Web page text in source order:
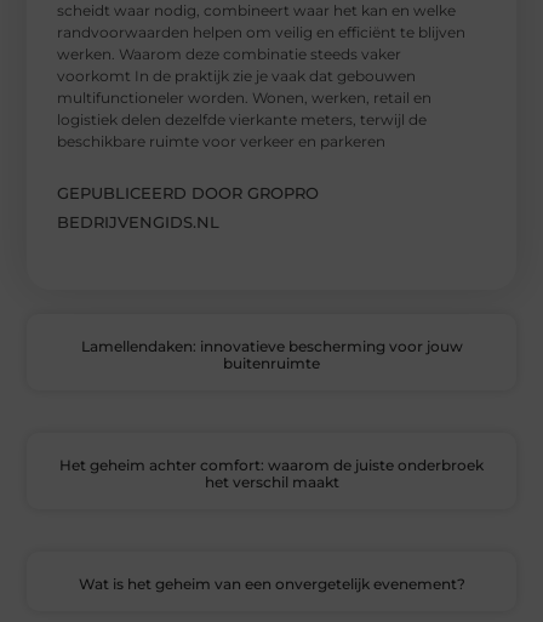
scheidt waar nodig, combineert waar het kan en welke
randvoorwaarden helpen om veilig en efficiënt te blijven
werken. Waarom deze combinatie steeds vaker
voorkomt In de praktijk zie je vaak dat gebouwen
multifunctioneler worden. Wonen, werken, retail en
logistiek delen dezelfde vierkante meters, terwijl de
beschikbare ruimte voor verkeer en parkeren
GEPUBLICEERD DOOR GROPRO
BEDRIJVENGIDS.NL
Lamellendaken: innovatieve bescherming voor jouw
buitenruimte
Het geheim achter comfort: waarom de juiste onderbroek
het verschil maakt
Wat is het geheim van een onvergetelijk evenement?